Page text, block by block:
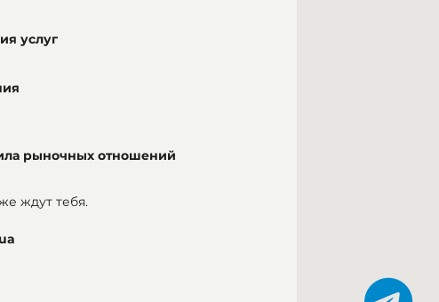
услуг
рыночных отношений
ждут тебя.